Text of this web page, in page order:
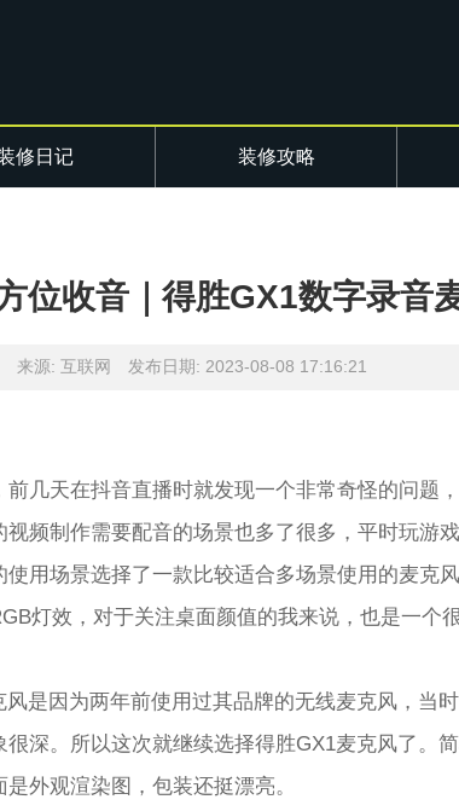
修日记 装修攻略
位收音｜得胜GX1数字录音
来源: 互联网 发布日期: 2023-08-08 17:16:21
几天在抖音直播时就发现一个非常奇怪的问题
频制作需要配音的场景也多了很多，平时玩游
使用场景选择了一款比较适合多场景使用的麦
灯效，对于关注桌面颜值的我来说，也是一个
风是因为两年前使用过其品牌的无线麦克风，当
深。所以这次就继续选择得胜GX1麦克风了。
外观渲染图，包装还挺漂亮。
天